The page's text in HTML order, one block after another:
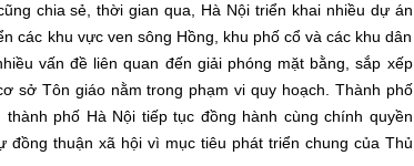
chia sẻ, thời gian qua, Hà Nội triển khai nhiều dự án
các khu vực ven sông Hồng, khu phố cổ và các khu dân
vấn đề liên quan đến giải phóng mặt bằng, sắp xếp
sở Tôn giáo nằm trong phạm vi quy hoạch. Thành phố
phố Hà Nội tiếp tục đồng hành cùng chính quyền
đồng thuận xã hội vì mục tiêu phát triển chung của Thủ